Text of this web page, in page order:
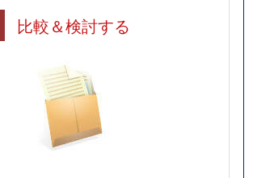
比較＆検討する